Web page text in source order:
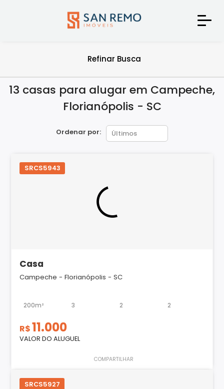
Refinar Busca
13 casas para alugar em Campeche,
Florianópolis - SC
Ordenar por:
SRCS5943
Casa
Campeche - Florianópolis - SC
200m² 3 2 2
R$11.000
VALOR DO ALUGUEL
COMPARTILHAR
SRCS5927